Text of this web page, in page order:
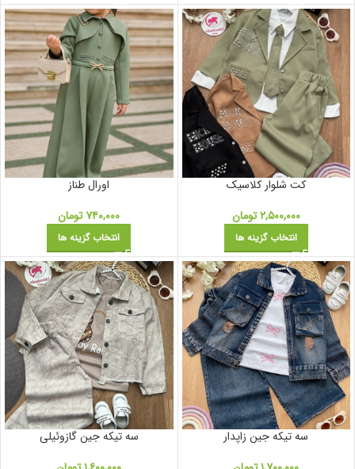
کت شلوار کلاسیک
۲,۵۰۰,۰۰۰تومان
انتخاب گزینه ها
اورال طناز
۷۴۰,۰۰۰ تومان
انتخاب گزینه ها
سه تیکه جین زاپدار
سه تیکه جین گازوئیلی